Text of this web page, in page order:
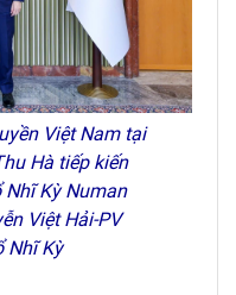
Việt Nam tại
Hà tiếp kiến
Nhĩ Kỳ Numan
Việt Hải-PV
Nhĩ Kỳ